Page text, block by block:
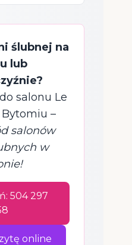
ślubnej na
lub
salonu Le
–
salonów
w
504 297
online